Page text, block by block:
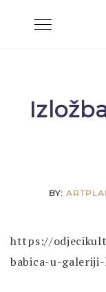
Toggle
BY:
https://
babica-u-